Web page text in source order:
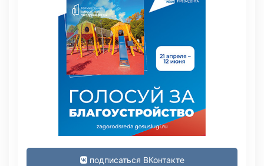
подписаться ВКонтакте